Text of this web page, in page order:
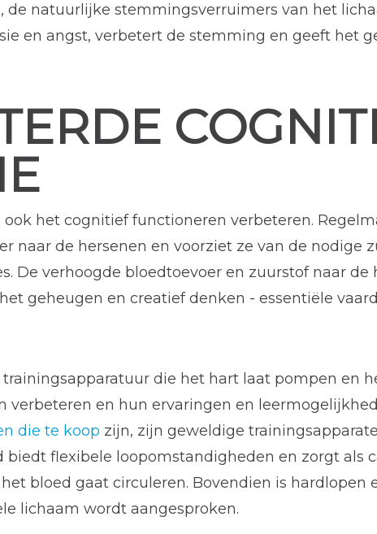
de natuurlijke stemmingsverruimers van het
en angst, verbetert de stemming en geeft het
het cognitief functioneren verbeteren.
naar de hersenen en voorziet ze van de nodige
De verhoogde bloedtoevoer en zuurstof naar
geheugen en creatief denken - essentiële
die het hart laat pompen en
verbeteren en hun ervaringen en
die te koop zijn, zijn geweldige
biedt flexibele loopomstandigheden en zorgt als
bloed gaat circuleren. Bovendien is hardlopen
lichaam wordt aangesproken.